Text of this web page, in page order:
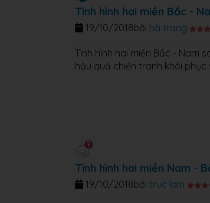
Tình hình hai miền Bắc -
bởi hà trang
19/10/2018
Tình hình hai miền Bắc - Nam
hậu quả chiến tranh khôi
Tình hình hai miền Nam -
bởi truc lam
19/10/2018